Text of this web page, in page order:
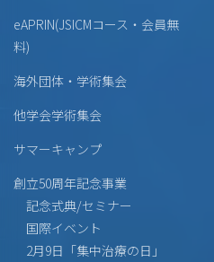
eAPRIN(JSICMコース・会員無
料)
海外団体・学術集会
他学会学術集会
サマーキャンプ
創立50周年記念事業
記念式典/セミナー
国際イベント
2月9日「集中治療の日」